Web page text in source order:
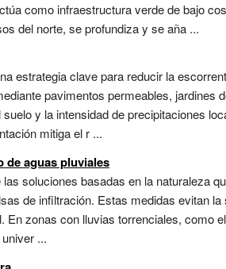
como infraestructura verde de bajo
del norte, se profundiza y se aña ...
estrategia clave para reducir la
pavimentos permeables,
y la intensidad de precipitaciones
mitiga el r ...
de aguas pluviales
soluciones basadas en la naturaleza
de infiltración. Estas medidas evitan
En zonas con lluvias torrenciales, como
...